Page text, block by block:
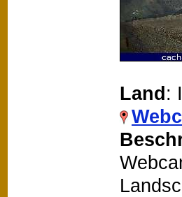
Land: